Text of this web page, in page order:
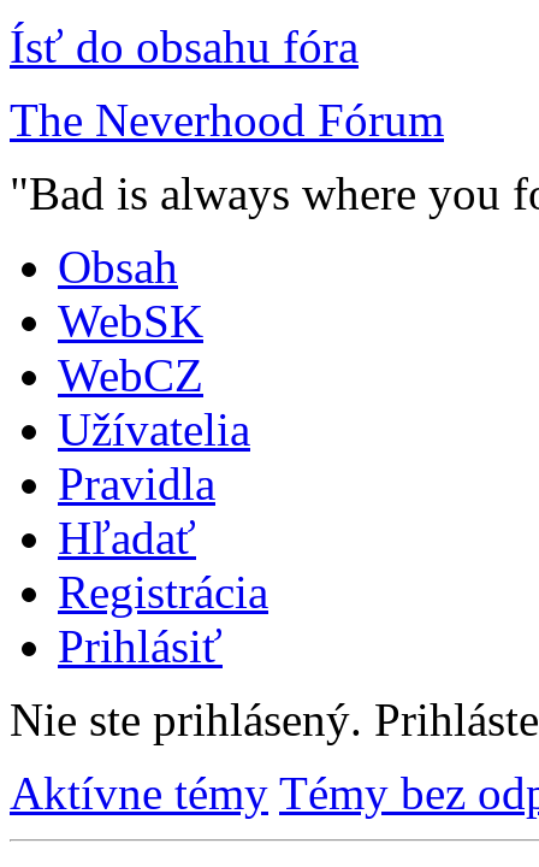
Ísť do obsahu fóra
The Neverhood Fórum
"Bad is always where you
Obsah
WebSK
WebCZ
Užívatelia
Pravidla
Hľadať
Registrácia
Prihlásiť
Nie ste prihlásený.
Aktívne témy Témy bez